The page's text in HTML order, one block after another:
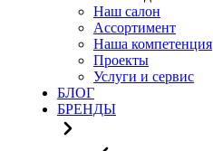
Наш салон
Ассортимент
Наша компетенция
Проекты
Услуги и сервис
БЛОГ
БРЕНДЫ